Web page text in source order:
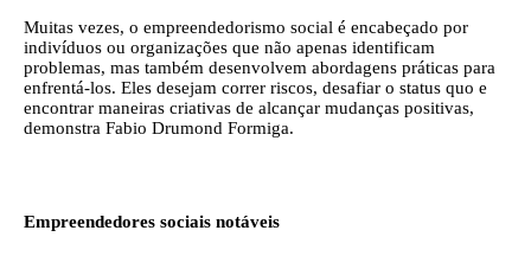
Muitas vezes, o empreendedorismo social é encabeçado por
indivíduos ou organizações que não apenas identificam
problemas, mas também desenvolvem abordagens práticas para
enfrentá-los. Eles desejam correr riscos, desafiar o status quo e
encontrar maneiras criativas de alcançar mudanças positivas,
demonstra Fabio Drumond Formiga.
Empreendedores sociais notáveis